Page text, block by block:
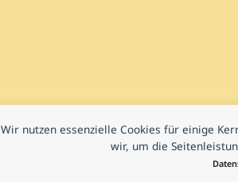
Wir nutzen essenzielle Cookies für einige
wir, um die